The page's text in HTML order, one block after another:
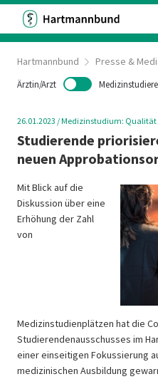
Hartmannbund Presse &
Ärztin/Arzt
26.01.2023 /Medizinstudium:
Studierende
neuen
Mit Blick auf die
Diskussion über eine
Erhöhung der Zahl
von
Medizinstudienplätzen hat die
Studierendenausschusses im
einer einseitigen Fokussierung
medizinischen Ausbildung